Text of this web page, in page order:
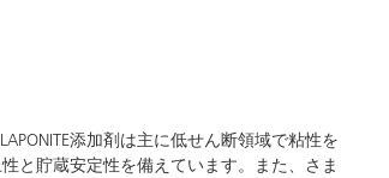
添加剤は主に低せん断領域で粘性を
と貯蔵安定性を備えています。また、さま